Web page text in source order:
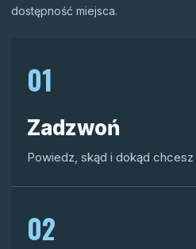
dostępność miejsca.
01
Zadzwoń
Powiedz, skąd i dokąd
02